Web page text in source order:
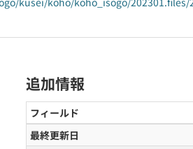
追加情報
フィールド
最終更新日